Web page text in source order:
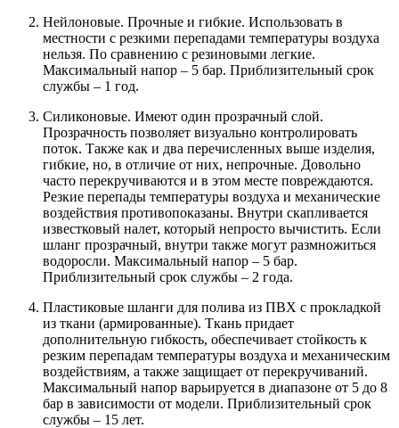
Нейлоновые. Прочные и гибкие. Использовать в
местности с резкими перепадами температуры воздуха
нельзя. По сравнению с резиновыми легкие.
Максимальный напор – 5 бар. Приблизительный срок
службы – 1 год.
Силиконовые. Имеют один прозрачный слой.
Прозрачность позволяет визуально контролировать
поток. Также как и два перечисленных выше изделия,
гибкие, но, в отличие от них, непрочные. Довольно
часто перекручиваются и в этом месте повреждаются.
Резкие перепады температуры воздуха и механические
воздействия противопоказаны. Внутри скапливается
известковый налет, который непросто вычистить. Если
шланг прозрачный, внутри также могут размножиться
водоросли. Максимальный напор – 5 бар.
Приблизительный срок службы – 2 года.
Пластиковые шланги для полива из ПВХ с прокладкой
из ткани (армированные). Ткань придает
дополнительную гибкость, обеспечивает стойкость к
резким перепадам температуры воздуха и механическим
воздействиям, а также защищает от перекручиваний.
Максимальный напор варьируется в диапазоне от 5 до 8
бар в зависимости от модели. Приблизительный срок
службы – 15 лет.